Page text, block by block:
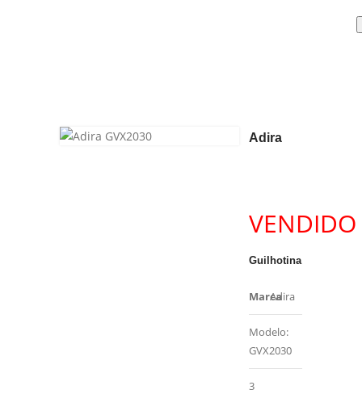
Adira
VENDIDO
Guilhotina
MarcaAdira
Modelo:
GVX2030
3